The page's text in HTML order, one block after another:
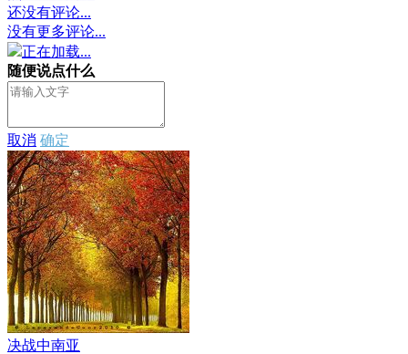
还没有评论...
没有更多评论...
正在加载...
随便说点什么
取消 确定
决战中南亚